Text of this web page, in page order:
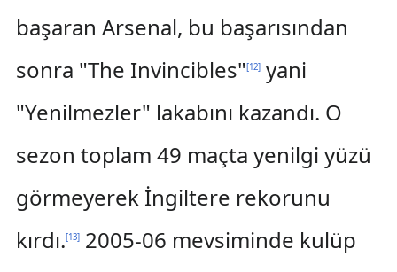
başaran Arsenal, bu başarısından
sonra "The Invincibles"[12]yani
"Yenilmezler" lakabını kazandı. O
sezon toplam 49 maçta yenilgi yüzü
görmeyerek İngiltere rekorunu
kırdı.[13]2005-06 mevsiminde kulüp